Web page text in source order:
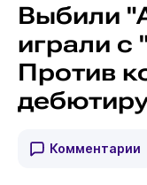
Выбили
играли с
Против
Комментарии